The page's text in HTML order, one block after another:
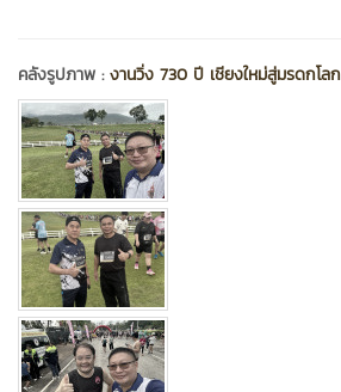
คลังรูปภาพ :งานวิ่ง 730 ปี เชียงใหม่สู่มรดกโลก